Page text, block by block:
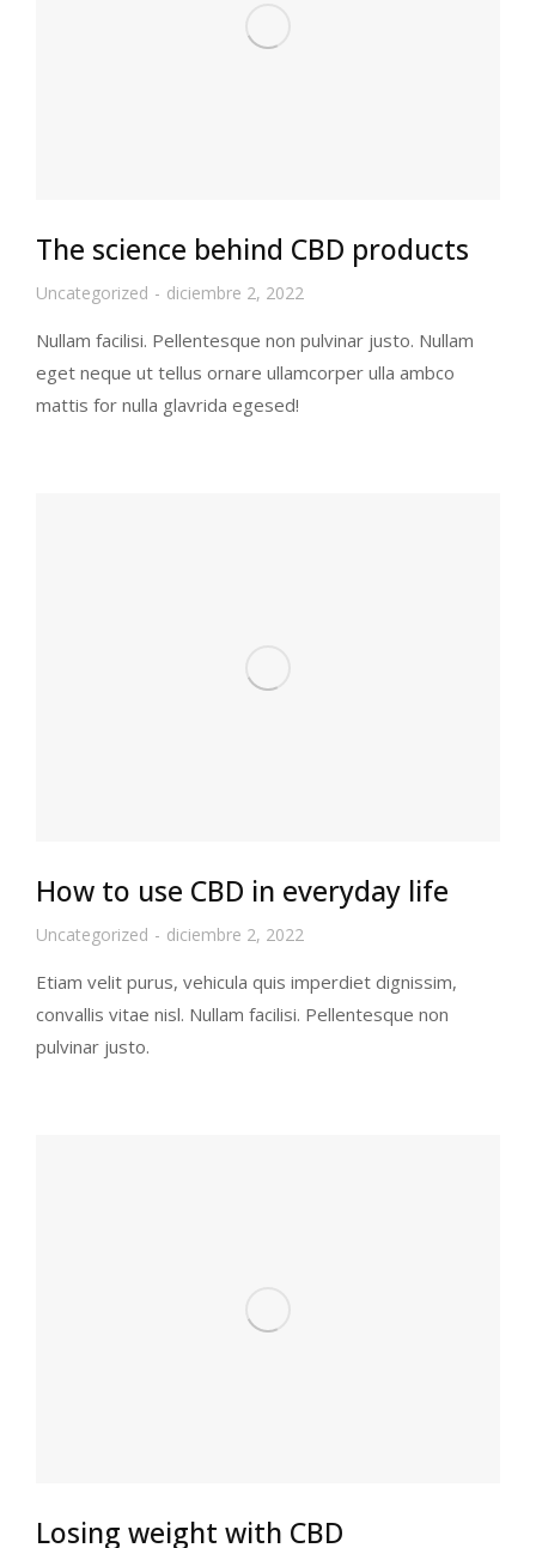
The science behind CBD products
Uncategorized diciembre 2, 2022
Nullam facilisi. Pellentesque non pulvinar justo. Nullam
eget neque ut tellus ornare ullamcorper ulla ambco
mattis for nulla glavrida egesed!
How to use CBD in everyday life
Uncategorized diciembre 2, 2022
Etiam velit purus, vehicula quis imperdiet dignissim,
convallis vitae nisl. Nullam facilisi. Pellentesque non
pulvinar justo.
Losing weight with CBD